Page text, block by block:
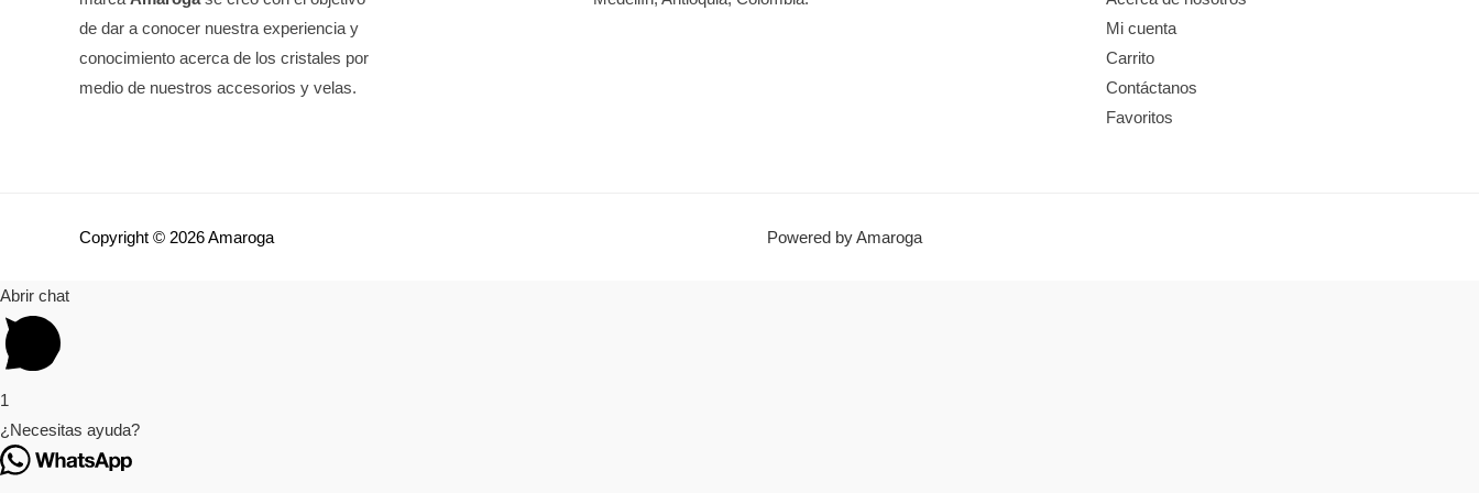
de dar a conocer nuestra experiencia y
conocimiento acerca de los cristales por
medio de nuestros accesorios y velas.
Mi cuenta
Carrito
Contáctanos
Favoritos
Copyright © 2026 Amaroga Powered by Amaroga
Abrir chat
1
¿Necesitas ayuda?